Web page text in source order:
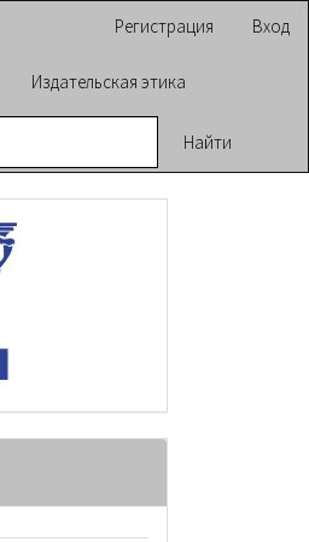
Регистрация Вход
Издательская этика
Найти